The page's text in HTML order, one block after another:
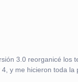
3.0 reorganicé los
4, y me hicieron toda